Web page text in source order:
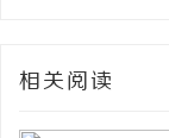
相关阅读